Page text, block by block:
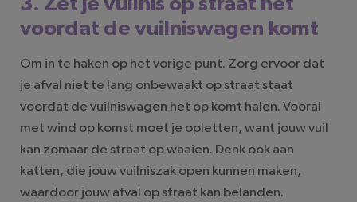
3. Zet je vuilnis op straat nét
voordat de vuilniswagen komt
Om in te haken op het vorige punt. Zorg ervoor dat
je afval niet te lang onbewaakt op straat staat
voordat de vuilniswagen het op komt halen. Vooral
met wind op komst moet je opletten, want jouw vuil
kan zomaar de straat op waaien. Denk ook aan
katten, die jouw vuilniszak open kunnen maken,
waardoor jouw afval op straat kan belanden.